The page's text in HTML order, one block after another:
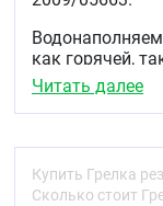
как горячей,
добавляют
применение
разве что, в
согревающий
перед сном, в
Читать далее
Купить Грелка
Сколько стоит